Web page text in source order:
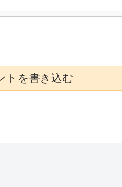
トを書き込む